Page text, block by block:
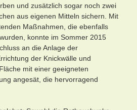
und zusätzlich sogar noch zwei
aus eigenen Mitteln sichern. Mit
Maßnahmen, die ebenfalls
konnte im Sommer 2015
an die Anlage der
der Knickwälle und
mit einer geeigneten
angesät, die hervorragend